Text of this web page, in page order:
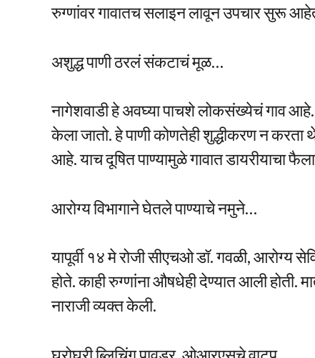
रुग्णांवर गावातच सलाइन लावून उपचार सुरू
अशुद्ध पाणी ठरलं संकटाचं मूळ…
नागेशवाडी हे अवघ्या पाचशे लोकसंख्येचं गाव आहे.
केला जातो. हे पाणी कोणतेही शुद्धीकरण न
आहे. याच दूषित पाण्यामुळे गावात डायरीयाचा
आरोग्य विभागाने घेतले पाण्याचे नमुने…
यापूर्वी १४ मे रोजी सीएचओ डॉ. गवळी, आरोग्य
होते. काही रुग्णांना औषधेही देण्यात आली होती.
नाराजी व्यक्त केली.